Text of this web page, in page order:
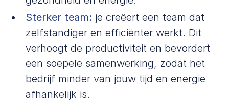
Sterker team: je creëert een team dat
zelfstandiger en efficiënter werkt. Dit
verhoogt de productiviteit en bevordert
een soepele samenwerking, zodat het
bedrijf minder van jouw tijd en energie
afhankelijk is.